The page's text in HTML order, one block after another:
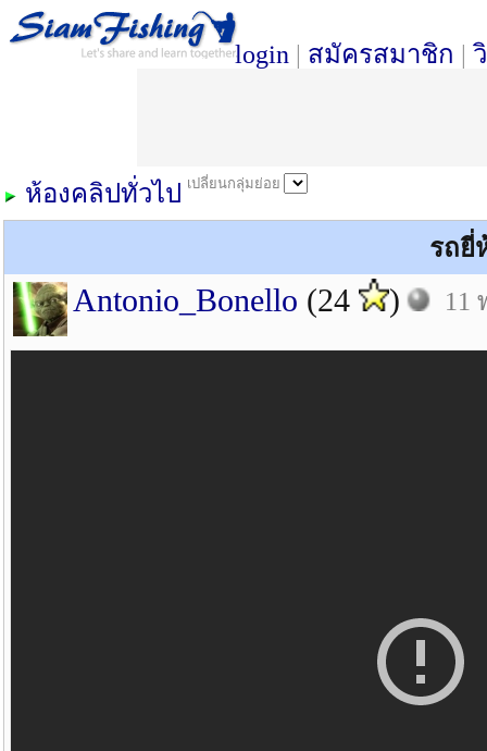
login | สมัครสมาชิก |
เปลี่ยนกลุ่มย่อย
ห้องคลิปทั่วไป
รถยี่
Antonio_Bonello (24 ) 11